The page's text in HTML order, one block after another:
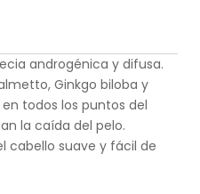
androgénica y difusa.
Ginkgo biloba y
todos los puntos del
la caída del pelo.
cabello suave y fácil de